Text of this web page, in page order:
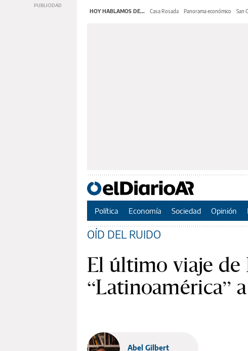
HOY HABLAMOS DE... Casa Rosada Panorama económico San
Política Economía Sociedad Opinión
OÍD DEL RUIDO
El último viaje de
“Latinoamérica”
Abel Gilbert